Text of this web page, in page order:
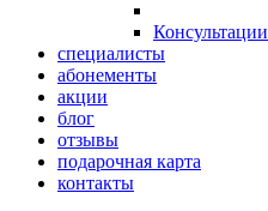
Консультации
специалисты
абонементы
акции
блог
отзывы
подарочная карта
контакты